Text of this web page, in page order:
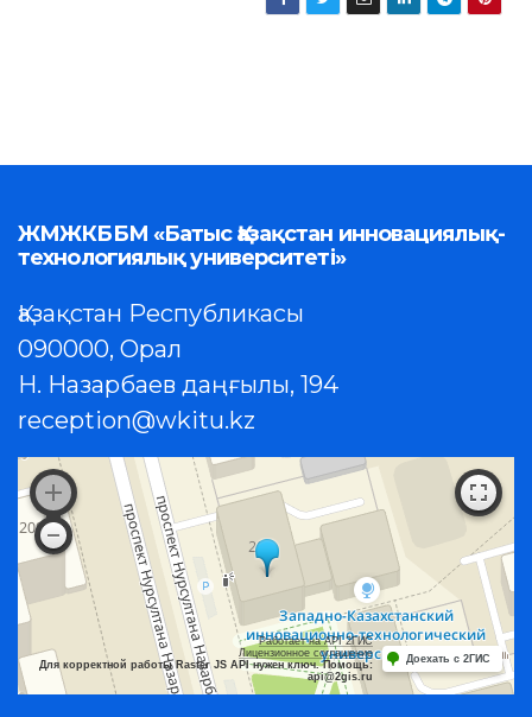
ЖМЖКББМ «Батыс Қазақстан инновациялық-
технологиялық университеті»
Қазақстан Республикасы
090000, Орал
Н. Назарбаев даңғылы, 194
reception@wkitu.kz
Работает на API 2ГИС
Лицензионное соглашение
Для корректной работы Raster JS API нужен ключ. Помощь:
api@2gis.ru
Доехать с 2ГИС